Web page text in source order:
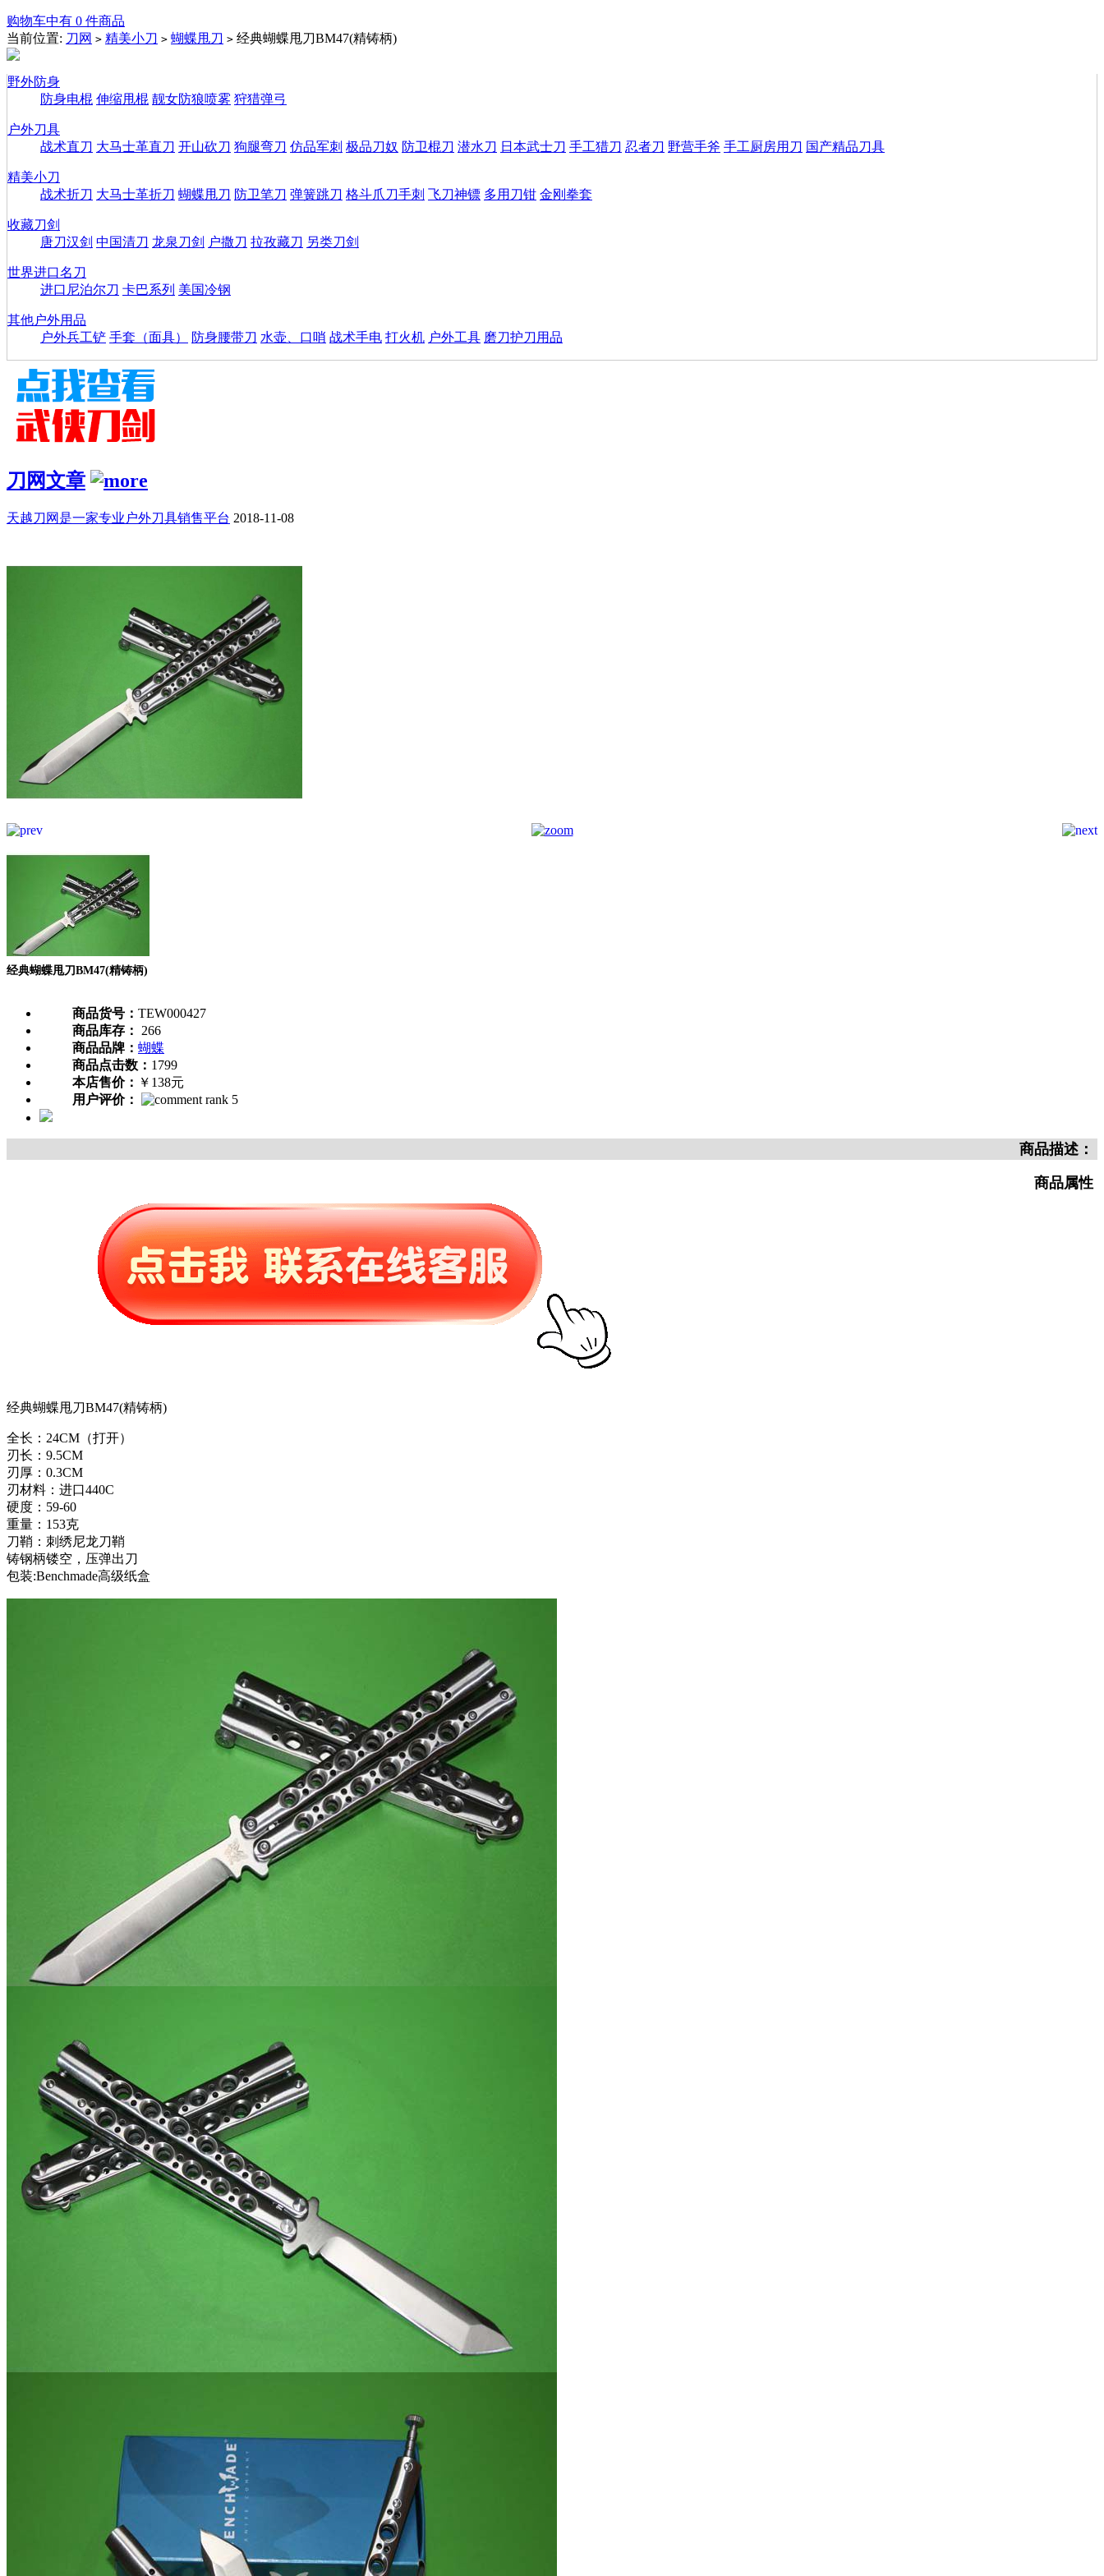
购物车中有 0 件商品
当前位置: 刀网 > 精美小刀 > 蝴蝶甩刀 > 经典蝴蝶甩刀BM47(精铸柄)
野外防身
防身电棍 伸缩甩棍 靓女防狼喷雾 狩猎弹弓
户外刀具
战术直刀 大马士革直刀 开山砍刀 狗腿弯刀 仿品军刺 极品刀奴 防卫棍刀 潜水刀 日本武士刀 手工猎刀 忍者刀 野营手斧 手工厨房用刀 国产精品刀具
精美小刀
战术折刀 大马士革折刀 蝴蝶甩刀 防卫笔刀 弹簧跳刀 格斗爪刀手刺 飞刀神镖 多用刀钳 金刚拳套
收藏刀剑
唐刀汉剑 中国清刀 龙泉刀剑 户撒刀 拉孜藏刀 另类刀剑
世界进口名刀
进口尼泊尔刀 卡巴系列 美国冷钢
其他户外用品
户外兵工铲 手套（面具） 防身腰带刀 水壶、口哨 战术手电 打火机 户外工具 磨刀护刀用品
刀网文章
天越刀网是一家专业户外刀具销售平台 2018-11-08
经典蝴蝶甩刀BM47(精铸柄)
商品货号： TEW000427
商品库存：
266
商品品牌： 蝴蝶
商品点击数： 1799
本店售价： ￥138元
用户评价：
商品描述：
商品属性
经典蝴蝶甩刀BM47(精铸柄)
全长：24CM（打开）
刃长：9.5CM
刃厚：0.3CM
刃材料：进口440C
硬度：59-60
重量：153克
刀鞘：刺绣尼龙刀鞘
铸钢柄镂空，压弹出刀
包装:Benchmade高级纸盒